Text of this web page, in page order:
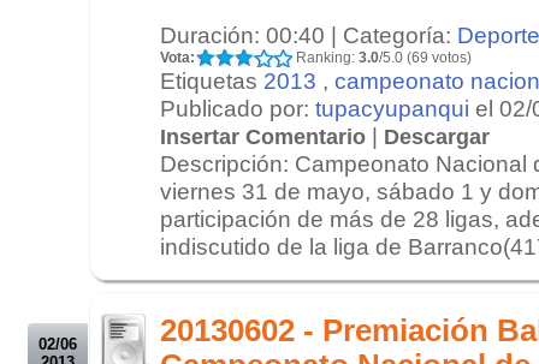
Duración: 00:40 | Categoría:
Vota: Ranking: 3.0/5.0 (69 votos)
Etiquetas 2013 , campeonato
Publicado por: tupacyupanqui el 02/
Insertar Comentario | Descargar
Descripción: Campeonato Nacional
viernes 31 de mayo, sábado 1 y
participación de más de 28 ligas,
indiscutido de la liga de
02/06
20130602 - Premiación